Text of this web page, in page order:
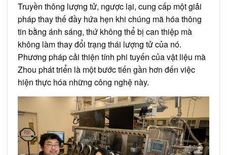
Truyền thông lượng tử, ngược lại, cung cấp một giải
pháp thay thế đầy hứa hẹn khi chúng mã hóa thông
tin bằng ánh sáng, thứ không thể bị can thiệp mà
không làm thay đổi trạng thái lượng tử của nó.
Phương pháp cải thiện tính phi tuyến của vật liệu mà
Zhou phát triển là một bước tiến gần hơn đến việc
hiện thực hóa những công nghệ này.